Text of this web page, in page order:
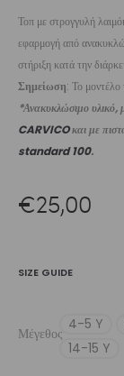
Τοπ με στρογγυλή
εφαρμογή από
στήριξη κατά την
Σημείωση: Το
*Ανακυκλώσιμο υλικό,
CARVICOκαι με
standard 100.
€25,00
SIZE GUIDE
Μέγεθος
4-5 Y
14-15 Y